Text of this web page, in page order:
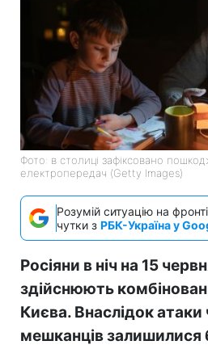
Фото: в столиці зафіксовано
електропередач (Getty Images)
Розумій ситуацію на
чутки з РБК-Україна у
Росіяни в ніч на 15
здійснюють
Києва. Внаслідок атаки
мешканців залишилися